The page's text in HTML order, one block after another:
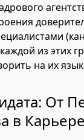
из этих
на их
От
в Карьере